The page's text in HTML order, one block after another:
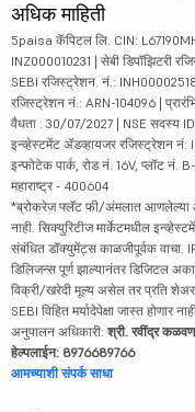
अधिक माहिती
5paisa कॅपिटल लि. CIN:
INZ000010231 | सेबी डिपॉझिटरी
SEBI रजिस्ट्रेशन. नं.:
रजिस्ट्रेशन नं.: ARN-104096 |
वैधता : 30/07/2027 | NSE सदस्य
इन्व्हेस्टमेंट ॲडव्हायजर रजिस्ट्रेशन
इन्फोटेक पार्क, रोड नं. 16V, प्लॉट नं.
महाराष्ट्र - 400604
*ब्रोकरेज फ्लॅट फी/अंमलात आणलेल्या
नाही. सिक्युरिटीज मार्केटमधील
संबंधित डॉक्युमेंट्स काळजीपूर्वक वाचा.
डिलिजन्स पूर्ण झाल्यानंतर डिजिटल
विक्री/खरेदी मूल्य असेल तर प्रति
SEBI विहित मर्यादेपेक्षा जास्त होणार
अनुपालन अधिकारी: श्री. रवींद्र
हेल्पलाईन: 8976689766
आमच्याशी संपर्क साधा